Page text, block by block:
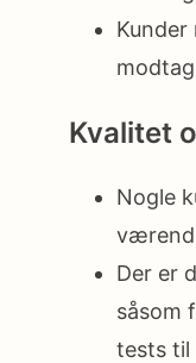
Kvalitet
Nogle
Der er
såsom
tests til